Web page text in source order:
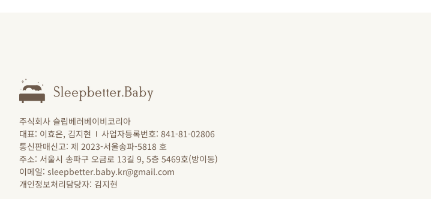
주식회사 슬립베러베이비코리아
대표: 이효은, 김지현
사업자등록번호: 841-81-02806
통신판매신고: 제 2023-서울송파-5818 호
주소: 서울시 송파구 오금로 13길 9, 5층 5469호(방이동)
이메일: sleepbetter.baby.kr@gmail.com
개인정보처리담당자: 김지현